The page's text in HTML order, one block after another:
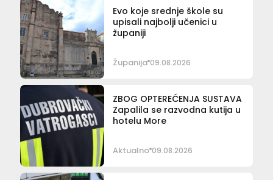
Evo koje srednje škole su
upisali najbolji učenici u
županiji
Županija 09.08.2026
ZBOG OPTEREĆENJA SUSTAVA
Zapalila se razvodna kutija u
hotelu More
Aktualno 09.08.2026